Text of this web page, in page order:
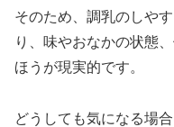
そのため、調乳のしや
り、味やおなかの状態
ほうが現実的です。
どうしても気になる場